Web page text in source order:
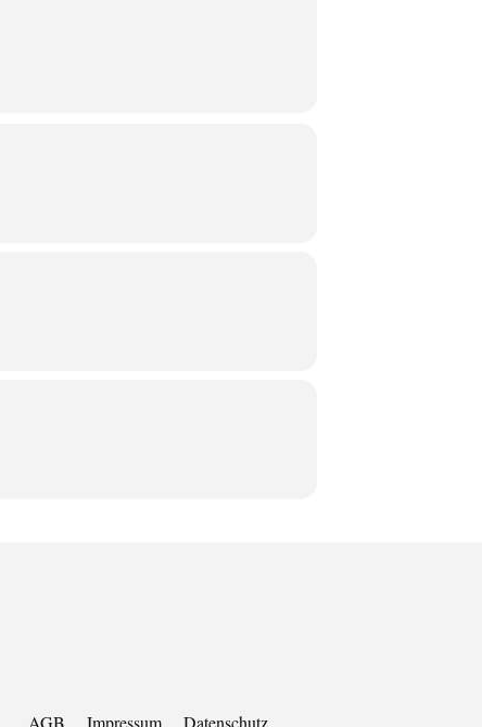
AGB Impressum Datenschutz